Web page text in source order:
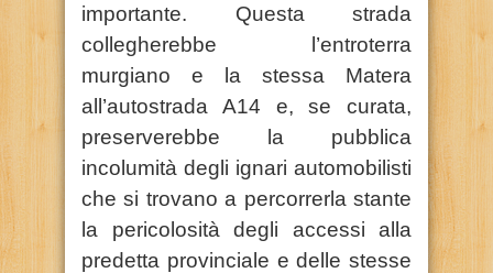
importante. Questa strada
collegherebbe l’entroterra
murgiano e la stessa Matera
all’autostrada A14 e, se curata,
preserverebbe la pubblica
incolumità degli ignari automobilisti
che si trovano a percorrerla stante
la pericolosità degli accessi alla
predetta provinciale e delle stesse